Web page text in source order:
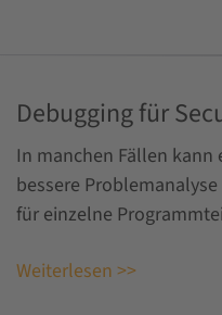
Debugging für
In manchen Fällen kann
bessere
für einzelne
Weiterlesen >>